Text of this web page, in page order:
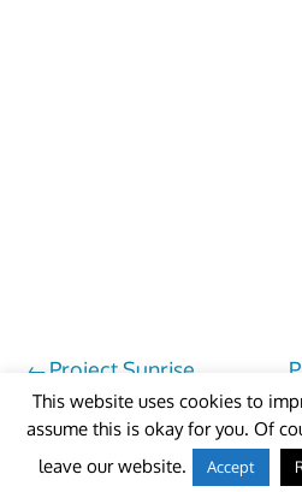
Beitragsnavigation
Project Sunrise
Update 1.4.5
© 2018 -
This website uses cookies to
assume this is okay for you. Of
leave our website.
Accept